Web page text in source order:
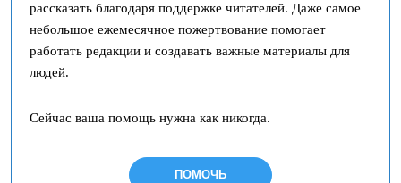
рассказать благодаря поддержке читателей. Даже самое
небольшое ежемесячное пожертвование помогает
работать редакции и создавать важные материалы для
людей.
Сейчас ваша помощь нужна как никогда.
ПОМОЧЬ